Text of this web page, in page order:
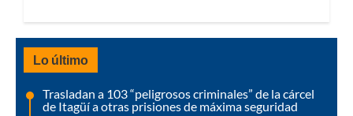
Lo último
Trasladan a 103 “peligrosos criminales” de la cárcel
de Itagüí a otras prisiones de máxima seguridad